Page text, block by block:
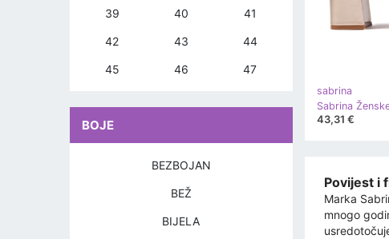
sabrina
43,31 €
Povijest i
Marka
mnogo
39 40 41
42 43 44
45 46 47
BOJE
BEZBOJAN
BEŽ
BIJELA